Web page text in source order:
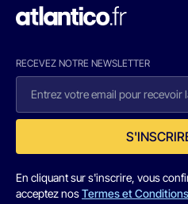
RECEVEZ NOTRE NEWSLETTER
En cliquant sur s'inscrire, vous
acceptez nosTermes et Conditions